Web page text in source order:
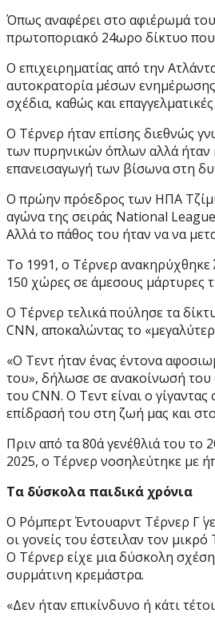
Όπως αναφέρει στο αφιέρωμά
πρωτοποριακό 24ωρο δίκτυο που
Ο επιχειρηματίας από την
αυτοκρατορία μέσων
σχέδια, καθώς και
Ο Τέρνερ ήταν επίσης διεθνώς
των πυρηνικών όπλων αλλά ήταν
επανεισαγωγή των βίσωνα στη
Ο πρώην πρόεδρος των ΗΠΑ Τζίμι
αγώνα της σειράς National
Αλλά το πάθος του ήταν να να
Το 1991, ο Τέρνερ ανακηρύχθηκε
150 χώρες σε άμεσους μάρτυρες
Ο Τέρνερ τελικά πούλησε τα
CNN, αποκαλώντας το
«Ο Τεντ ήταν ένας έντονα
του», δήλωσε σε ανακοίνωσή
του CNN. Ο Τεντ είναι ο
επίδρασή του στη ζωή μας και
Πριν από τα 80ά γενέθλιά του το
2025, ο Τέρνερ νοσηλεύτηκε με
Τα δύσκολα παιδικά χρόνια
Ο Ρόμπερτ Έντουαρντ Τέρνερ Γ΄
οι γονείς του έστειλαν τον
Ο Τέρνερ είχε μια δύσκολη
συρμάτινη κρεμάστρα.
«Δεν ήταν επικίνδυνο ή κάτι